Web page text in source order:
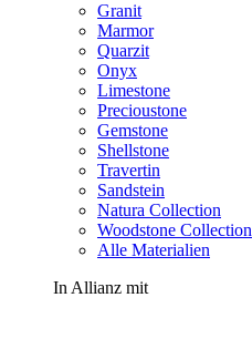
Granit
Marmor
Quarzit
Onyx
Limestone
Precioustone
Gemstone
Shellstone
Travertin
Sandstein
Natura Collection
Woodstone Collection
Alle Materialien
In Allianz mit